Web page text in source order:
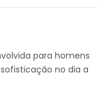
para homens
no dia a